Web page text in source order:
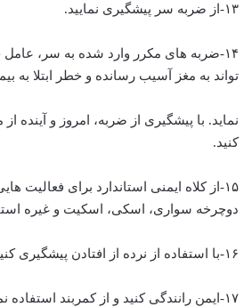
۱۳-از ضربه سر پیشگیری نمایید.
۱۴-ضربه های مکرر وارد شده به سر،
تواند به مغز آسیب رسانده و خطر ابتلا به
نماید. با پیشگیری از ضربه، امروز و آینده
کنید.
۱۵-از کلاه ایمنی استاندارد برای فعالیت
دوچرخه سواری، اسکی، اسکیت و غیره
۱۶-با استفاده از نرده از افتادن پیشگیری کنید.
۱۷-ایمن رانندگی کنید و از کمربند استفاده نمائید.